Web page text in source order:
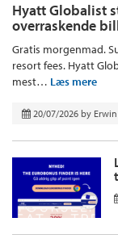
Hyatt Globalist
overraskende
Gratis morgenmad.
resort fees. Hyatt
mest… Læs mere
20/07/2026 by